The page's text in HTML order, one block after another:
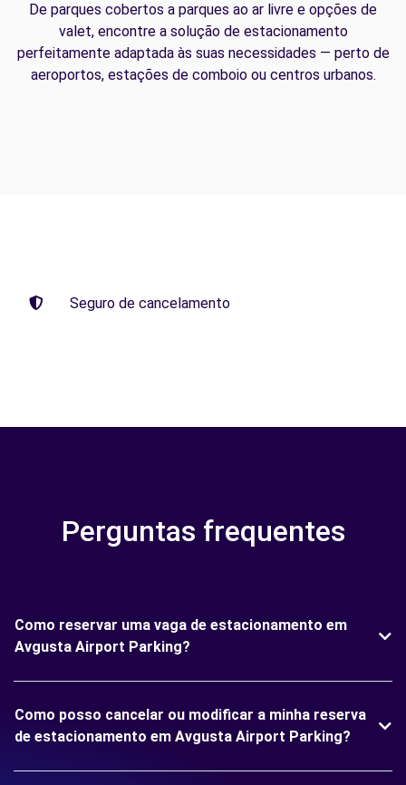
De parques cobertos a parques ao ar livre e opções de
valet, encontre a solução de estacionamento
perfeitamente adaptada às suas necessidades — perto de
aeroportos, estações de comboio ou centros urbanos.
Seguro de cancelamento
Perguntas frequentes
Como reservar uma vaga de estacionamento em
Avgusta Airport Parking?
Como posso cancelar ou modificar a minha reserva
de estacionamento em Avgusta Airport Parking?